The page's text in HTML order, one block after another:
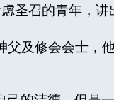
圣召的青年，讲
及修会会士，